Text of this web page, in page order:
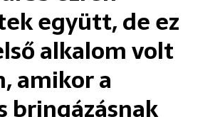
együtt, de ez
alkalom volt
amikor a
bringázásnak